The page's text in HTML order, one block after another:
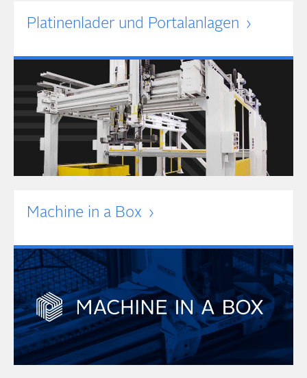
Platinen­lader und Portal­anlagen
Machine in a Box